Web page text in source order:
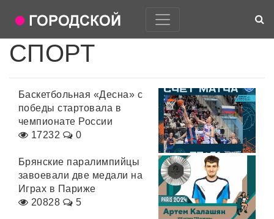
СПОРТ
Баскетбольная «Десна» с
победы стартовала в
чемпионате России
17232
0
Брянские паралимпийцы
завоевали две медали на
Играх в Париже
20828
5